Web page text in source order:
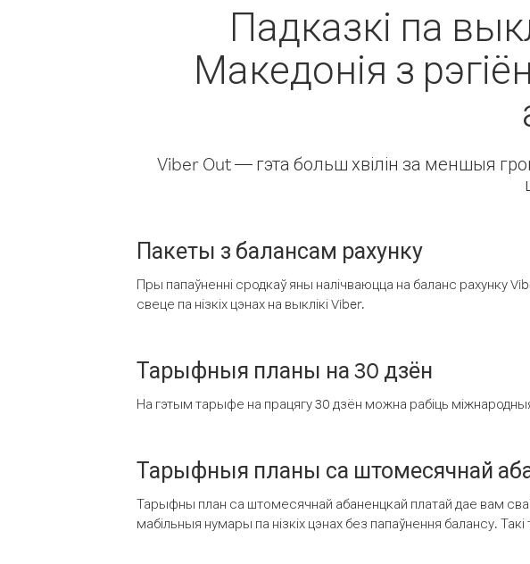
Падказкі па
Македонія з
Viber Out — гэта больш хвілін за меншыя
Пакеты з балансам рахунку
Пры папаўненні сродкаў яны налічваюцца на баланс рахунку
свеце па нізкіх цэнах на выклікі Viber.
Тарыфныя планы на 30 дзён
На гэтым тарыфе на працягу 30 дзён можна рабіць міжнародныя
Тарыфныя планы са штомесячнай
Тарыфны план са штомесячнай абаненцкай платай дае вам
мабільныя нумары па нізкіх цэнах без папаўнення балансу.